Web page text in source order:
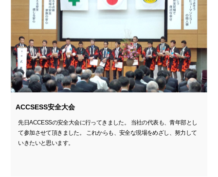
ACCSESS安全大会
先日ACCESSの安全大会に行ってきました。 当社の代表も、青年部とし
て参加させて頂きました。 これからも、安全な現場をめざし、努力して
いきたいと思います。